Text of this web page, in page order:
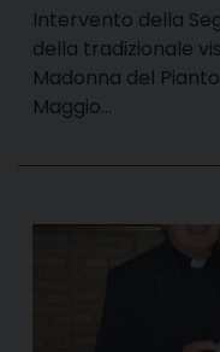
Intervento della
della tradizionale
Madonna del
Maggio…